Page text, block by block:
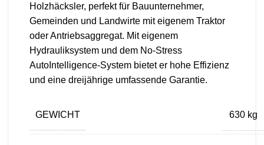
Holzhäcksler, perfekt für Bauunternehmer,
Gemeinden und Landwirte mit eigenem Traktor
oder Antriebsaggregat. Mit eigenem
Hydrauliksystem und dem No-Stress
AutoIntelligence-System bietet er hohe Effizienz
und eine dreijährige umfassende Garantie.
GEWICHT 630 kg